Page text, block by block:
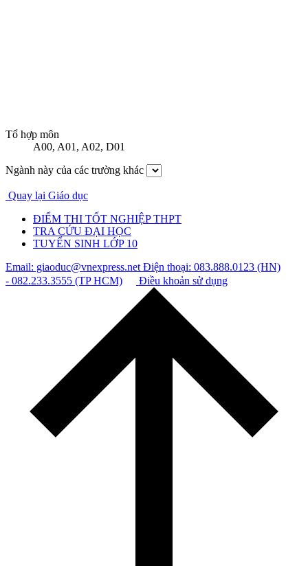
Tổ hợp môn
A00, A01, A02, D01
Ngành này của các trường khác
Quay lại Giáo dục
ĐIỂM THI TỐT NGHIỆP THPT
TRA CỨU ĐẠI HỌC
TUYỂN SINH LỚP 10
Email: giaoduc@vnexpress.netĐiện thoại: 083.888.0123 (HN)
- 082.233.3555 (TP HCM)
Điều khoản sử dụng